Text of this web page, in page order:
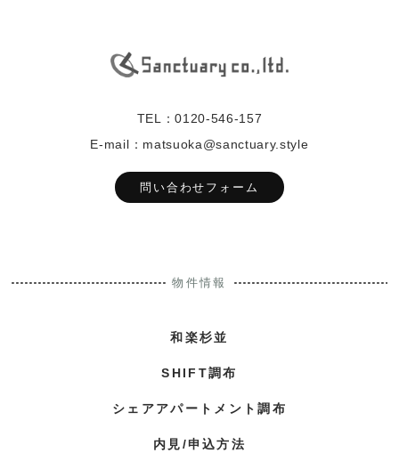
TEL：0120-546-157
E-mail：matsuoka@sanctuary.style
問い合わせフォーム
物件情報
和楽杉並
SHIFT調布
シェアアパートメント調布
内見/申込方法